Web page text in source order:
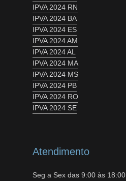
IPVA 2024 RN
IPVA 2024 BA
IPVA 2024 ES
IPVA 2024 AM
IPVA 2024 AL
IPVA 2024 MA
IPVA 2024 MS
IPVA 2024 PB
IPVA 2024 RO
IPVA 2024 SE
Atendimento
Seg a Sex das 9:00 às 18:00